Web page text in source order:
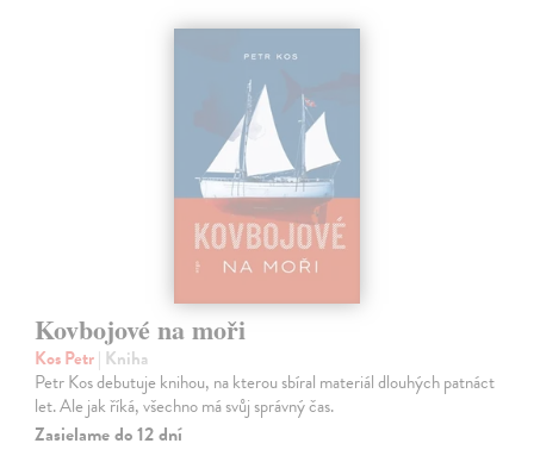
Kovbojové na moři
Kos Petr| Kniha
Petr Kos debutuje knihou, na kterou sbíral materiál dlouhých patnáct
let. Ale jak říká, všechno má svůj správný čas.
Zasielame do 12 dní